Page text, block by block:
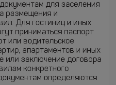
для заселения
размещения и
Для гостиниц и иных
приниматься паспорт
или водительское
апартаментов и иных
или заключение договора
конкретного
определяются